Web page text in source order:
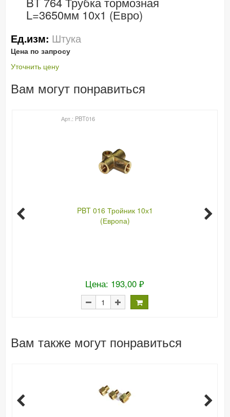
L=3650мм 10х1 (Евро)
Ед.изм: Штука
Цена по запросу
Уточнить цену
Вам могут понравиться
Арт.: PBT016
PBT 016 Тройник 10х1
(Европа)
Цена: 193,00 ₽
Вам также могут понравиться